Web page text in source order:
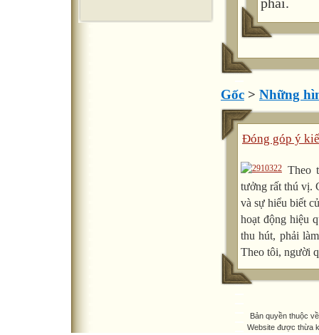
Gốc > Những
Đóng góp ý
Theo
tưởng rất thú vị.
và sự hiểu biết
hoạt động hiệu
thu hút, phải
Theo tôi, người
Bản quyền thuộc
Website được thừa